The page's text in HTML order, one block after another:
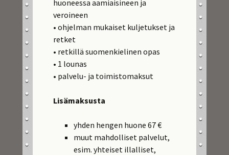
huoneessa aamiaisineen ja
veroineen
• ohjelman mukaiset kuljetukset ja
retket
• retkillä suomenkielinen opas
• 1 lounas
• palvelu- ja toimistomaksut
Lisämaksusta
yhden hengen huone 67 €
muut mahdolliset palvelut,
esim. yhteiset illalliset,